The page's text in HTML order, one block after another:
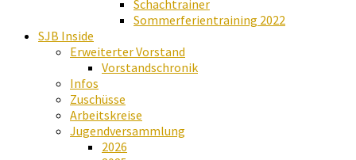
Schachtrainer
Sommerferientraining 2022
SJB Inside
Erweiterter Vorstand
Vorstandschronik
Infos
Zuschüsse
Arbeitskreise
Jugendversammlung
2026